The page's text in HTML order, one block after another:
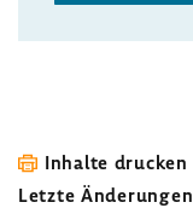
Inhalte drucken
Letzte Änderungen